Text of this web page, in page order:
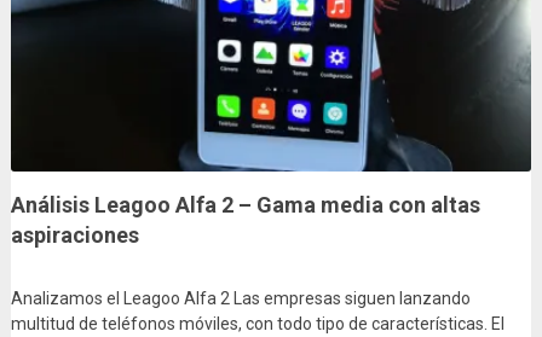
Análisis Leagoo Alfa 2 – Gama media con altas
aspiraciones
Analizamos el Leagoo Alfa 2 Las empresas siguen lanzando
multitud de teléfonos móviles, con todo tipo de características. El